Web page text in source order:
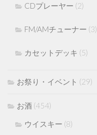
CDプレーヤー (2)
FM/AMチューナー (3)
カセットデッキ (5)
お祭り・イベント (29)
お酒 (454)
ウイスキー (8)